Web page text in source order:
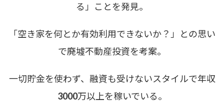
る」ことを発見。
「空き家を何とか有効利用できないか？」との思い
で廃墟不動産投資を考案。
一切貯金を使わず、融資も受けないスタイルで年収
3000万以上を稼いでいる。